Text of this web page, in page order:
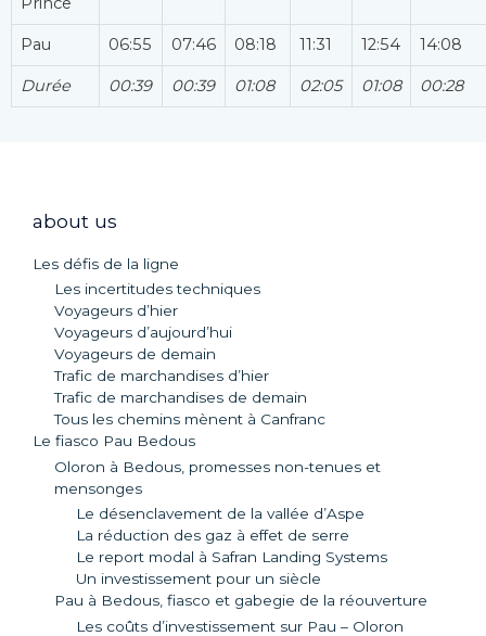
Pau 06:55 07:46 08:18 11:31 12:54 14:08
Durée 00:39 00:39 01:08 02:05 01:08 00:28
about us
Les défis de la ligne
Les incertitudes techniques
Voyageurs d’hier
Voyageurs d’aujourd’hui
Voyageurs de demain
Trafic de marchandises d’hier
Trafic de marchandises de demain
Tous les chemins mènent à Canfranc
Le fiasco Pau Bedous
Oloron à Bedous, promesses non-tenues et
mensonges
Le désenclavement de la vallée d’Aspe
La réduction des gaz à effet de serre
Le report modal à Safran Landing Systems
Un investissement pour un siècle
Pau à Bedous, fiasco et gabegie de la réouverture
Les coûts d’investissement sur Pau – Oloron